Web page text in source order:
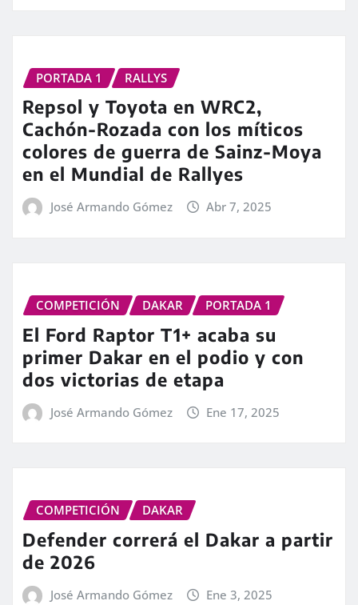
PORTADA 1 RALLYS
Repsol y Toyota en WRC2,
Cachón-Rozada con los míticos
colores de guerra de Sainz-Moya
en el Mundial de Rallyes
José Armando Gómez Abr 7, 2025
COMPETICIÓN DAKAR PORTADA 1
El Ford Raptor T1+ acaba su
primer Dakar en el podio y con
dos victorias de etapa
José Armando Gómez Ene 17, 2025
COMPETICIÓN DAKAR
Defender correrá el Dakar a partir
de 2026
José Armando Gómez Ene 3, 2025